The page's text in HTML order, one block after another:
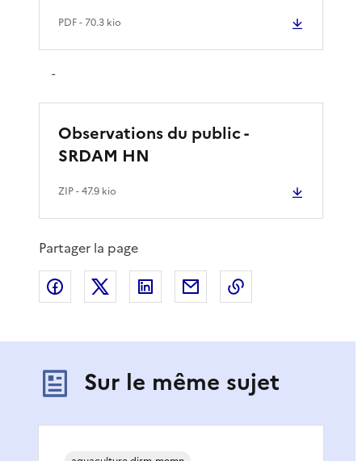
PDF- 70.3 kio
-
Observations du public -
SRDAM HN
ZIP- 47.9 kio
Partager la page
Partager sur Facebook
Partager sur XPartager sur LinkedIn
Partager par email
Sur le même sujet